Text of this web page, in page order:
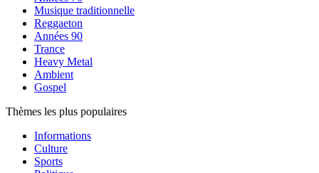
Musique traditionnelle
Reggaeton
Années 90
Trance
Heavy Metal
Ambient
Gospel
Thèmes les plus populaires
Informations
Culture
Sports